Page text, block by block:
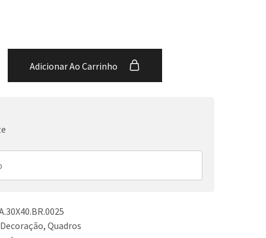
Adicionar Ao Carrinho
, Quadros